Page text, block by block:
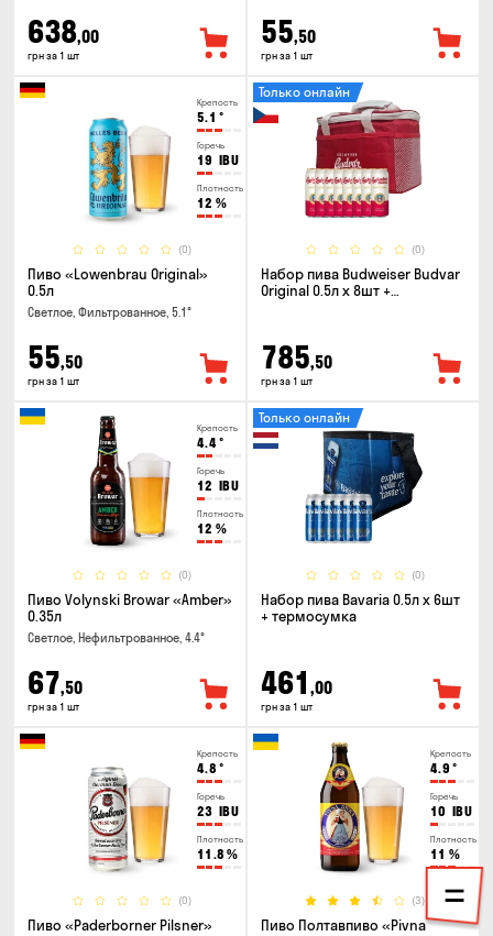
638,00
грн за 1 шт
55,50
грн за 1 шт
Крепость
5.1 °
Горечь
19 IBU
Плотность
12 %
(0)
Пиво «Lowenbrau Original»
0.5л
Светлое, Фильтрованное, 5.1°
55,50
грн за 1 шт
(0)
Только онлайн
Набор пива Budweiser Budvar
Original 0.5л x 8шт +
785,50
грн за 1 шт
Крепость
4.4°
Горечь
12 IBU
Плотность
12 %
(0)
Пиво Volynski Browar «Amber»
0.35л
Светлое, Нефильтрованное, 4.4°
67,50
грн за 1 шт
(0)
Только онлайн
Набор пива Bavaria 0.5л х 6шт
+ термосумка
461 ,00
грн за 1 шт
Крепость
4.8 °
Горечь
23 IBU
Плотность
11.8 %
(0)
Пиво «Paderborner Pilsner»
Крепость
4.9 °
Горечь
10 IBU
Плотность
11 %
(3)
Пиво Полтавпиво «Pivna